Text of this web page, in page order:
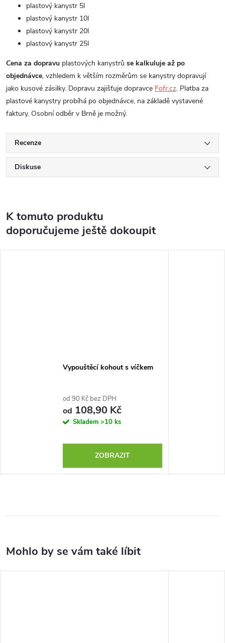
plastový kanystr 5l
plastový kanystr 10l
plastový kanystr 20l
plastový kanystr 25l
Cena za dopravu plastových kanystrů se kalkuluje až po
objednávce, vzhledem k větším rozměrům se kanystry dopravují
jako kusové zásilky. Dopravu zajišťuje dopravce Fofr.cz. Platba za
plastové kanystry probíhá po objednávce, na základě vystavené
faktury. Osobní odběr v Brně je možný.
Recenze
Diskuse
K tomuto produktu
doporučujeme ještě dokoupit
Vypouštěcí kohout s víčkem
od 90 Kč bez DPH
od 108,90 Kč
Skladem >10 ks
ZOBRAZIT